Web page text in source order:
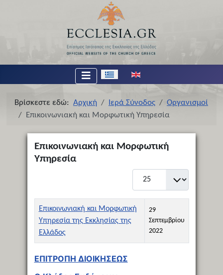
Επιλέξτε τη γλώσσα σας
Βρίσκεστε εδώ: Αρχική Ιερά Σύνοδος
Οργανισμοί
Επικοινωνιακή και Μορφωτική Υπηρεσία
Επικοινωνιακή και Μορφωτική
Υπηρεσία
Εμφάνιση #
Τίτλος Ημερομηνία Δημιουργίας
Επικοινωνιακή και Μορφωτική
Υπηρεσία της Εκκλησίας της
Ελλάδος
29
Σεπτεμβρίου
2022
ΕΠΙΤΡΟΠΗ ΔΙΟΙΚΗΣΕΩΣ